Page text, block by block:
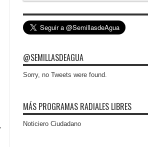
@SEMILLASDEAGUA
Sorry, no Tweets were found.
MÁS PROGRAMAS RADIALES LIBRES
Noticiero Ciudadano